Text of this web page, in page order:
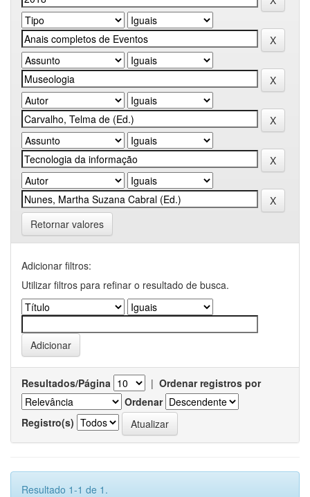
Retornar valores
Adicionar filtros:
Utilizar filtros para refinar o resultado de busca.
Resultados/Página | Ordenar registros por
Ordenar
Registro(s)
Resultado 1-1 de 1.